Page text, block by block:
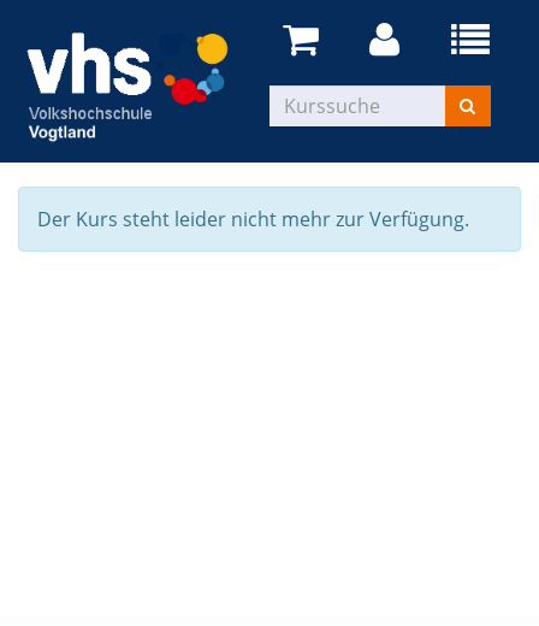
Der Kurs steht leider nicht mehr zur Verfügung.